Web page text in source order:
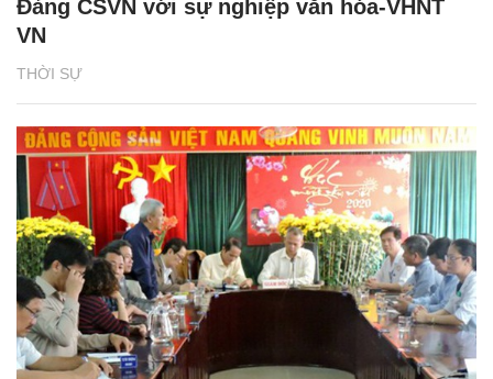
THỜI SỰ
Đảng CSVN với sự nghiệp văn hóa-VHNT
VN